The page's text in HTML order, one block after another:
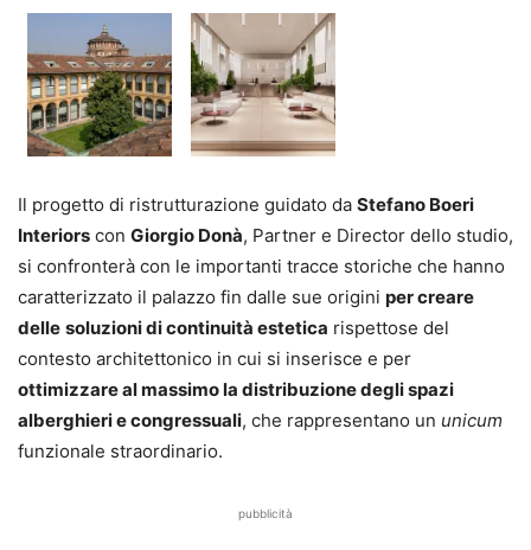
Il progetto di ristrutturazione guidato da Stefano Boeri
Interiors con Giorgio Donà, Partner e Director dello studio,
si confronterà con le importanti tracce storiche che hanno
caratterizzato il palazzo fin dalle sue origini per creare
delle soluzioni di continuità estetica rispettose del
contesto architettonico in cui si inserisce e per
ottimizzare al massimo la distribuzione degli spazi
alberghieri e congressuali, che rappresentano un unicum
funzionale straordinario.
pubblicità